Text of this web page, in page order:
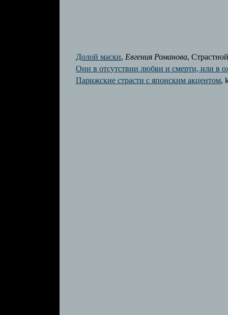
Долой маски, Евгения Романова,
Они в отсутствии любви и смерти, или в
Парижские страсти с японским акцентом,